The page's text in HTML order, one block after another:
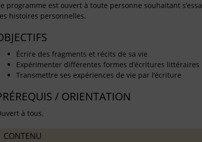
programme est ouvert à toute personne souhaitant
histoires personnelles.
Écrire des fragments et récits de sa vie
Expérimenter différentes formes d’écritures littéraires
Transmettre ses expériences de vie par l’écriture
/ ORIENTATION
à tous.
CONTENU